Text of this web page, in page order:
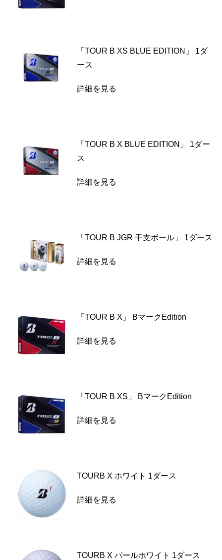
「TOUR B XS BLUE EDITION」 1ダ
ース
詳細を見る
「TOUR B X BLUE EDITION」 1ダー
ス
詳細を見る
「TOUR B JGR 干支ボール」 1ダース
詳細を見る
「TOUR B X」 BマークEdition
詳細を見る
「TOUR B XS」 BマークEdition
詳細を見る
TOURB X ホワイト 1ダース
詳細を見る
TOURB X パールホワイト 1ダース